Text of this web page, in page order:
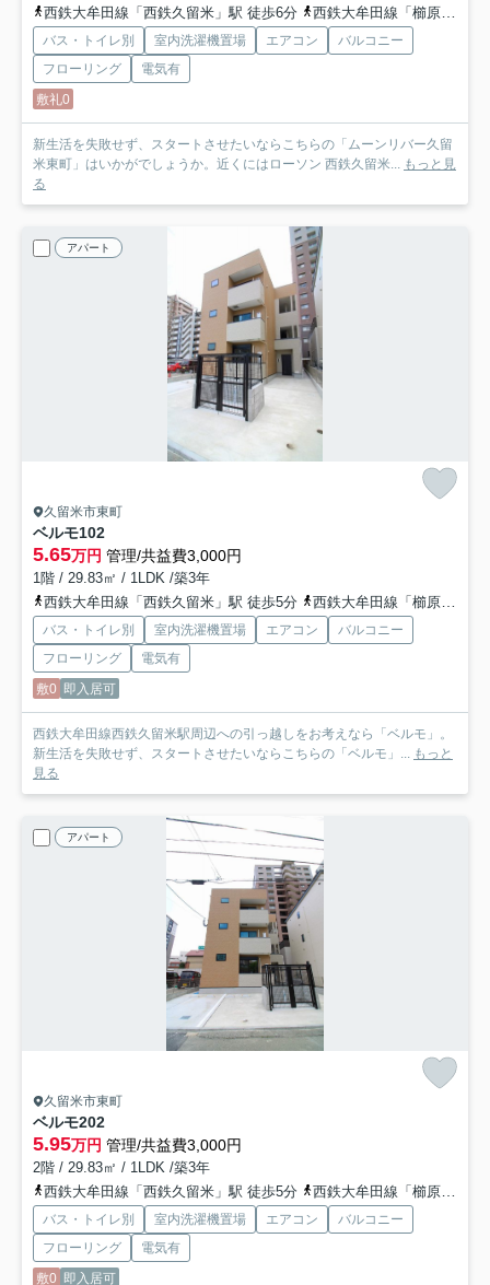
西鉄大牟田線「西鉄久留米」駅 徒歩6分
西鉄大牟田線「櫛原」駅 徒歩11分
バス・トイレ別 室内洗濯機置場 エアコン
バルコニー
フローリング
電気有
敷礼0
新生活を失敗せず、スタートさせたいならこちらの「ムーンリバー久留
米東町」はいかがでしょうか。近くにはローソン 西鉄久留米...
もっと見
る
アパート
久留米市東町
ベルモ102
5.65万円 管理/共益費3,000円
1階 / 29.83㎡ / 1LDK /築3年
西鉄大牟田線「西鉄久留米」駅 徒歩5分
西鉄大牟田線「櫛原」駅 徒歩13分
バス・トイレ別 室内洗濯機置場 エアコン
バルコニー
フローリング
電気有
敷0 即入居可
西鉄大牟田線西鉄久留米駅周辺への引っ越しをお考えなら「ベルモ」。
新生活を失敗せず、スタートさせたいならこちらの「ベルモ」...
もっと
見る
アパート
久留米市東町
ベルモ202
5.95万円 管理/共益費3,000円
2階 / 29.83㎡ / 1LDK /築3年
西鉄大牟田線「西鉄久留米」駅 徒歩5分
西鉄大牟田線「櫛原」駅 徒歩13分
バス・トイレ別 室内洗濯機置場 エアコン
バルコニー
フローリング
電気有
敷0 即入居可